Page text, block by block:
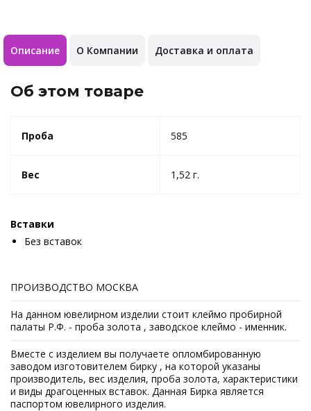
Описание О Компании Доставка и оплата
Об этом товаре
Проба 585
Вес 1,52 г.
Вставки
Без вставок
ПРОИЗВОДСТВО МОСКВА
На данном ювелирном изделии стоит клеймо пробирной
палаты Р.Ф. - проба золота , заводское клеймо - именник.
Вместе с изделием вы получаете опломбированную
заводом изготовителем бирку , на которой указаны
производитель, вес изделия, проба золота, характеристики
и виды драгоценных вставок. Данная Бирка является
паспортом ювелирного изделия.